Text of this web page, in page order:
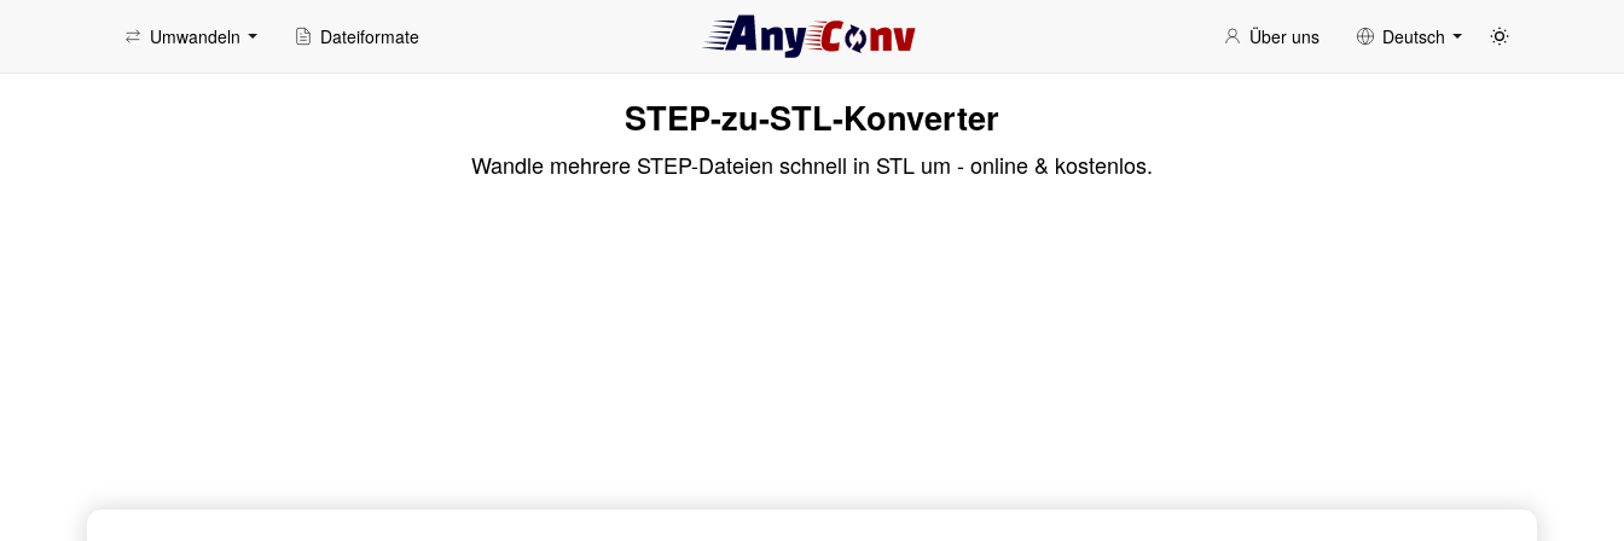
Umwandeln Dateiformate Über uns Deutsch
STEP-zu-STL-Konverter
Wandle mehrere STEP-Dateien schnell in STL um - online & kostenlos.